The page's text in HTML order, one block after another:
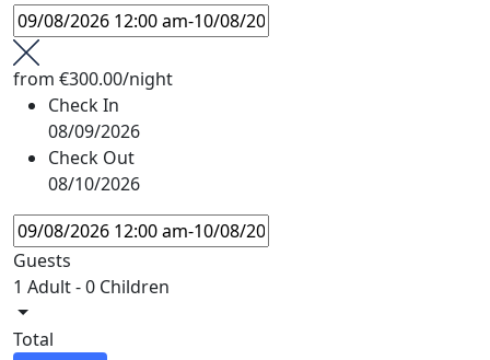
from €300.00/night
Check In
08/09/2026
Check Out
08/10/2026
Guests
1 Adult-0 Children
Total